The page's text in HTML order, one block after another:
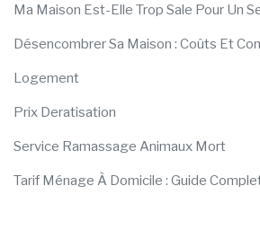
Ma Maison Est-Elle Trop Sale Pour Un
Désencombrer Sa Maison : Coûts Et
Logement
Prix Deratisation
Service Ramassage Animaux Mort
Tarif Ménage À Domicile : Guide